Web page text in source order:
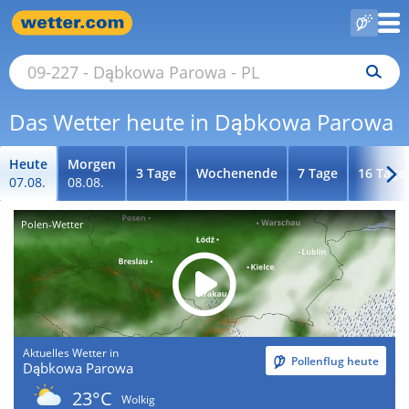
Das Wetter heute in Dąbkowa Parowa
Heute
07.08.
Morgen
08.08.
3 Tage Wochenende 7 Tage 16 Tage
Polen-Wetter
Aktuelles Wetter in
Dąbkowa Parowa Pollenflug heute
23°C
Wolkig